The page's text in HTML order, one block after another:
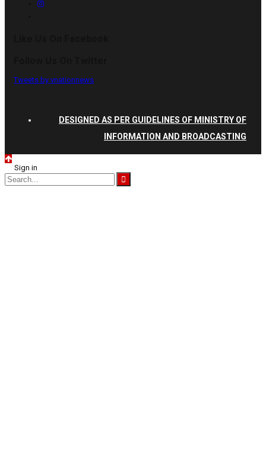
Tweets by vnationnews
DESIGNED AS PER GUIDELINES OF MINISTRY OF
INFORMATION AND BROADCASTING
Sign in